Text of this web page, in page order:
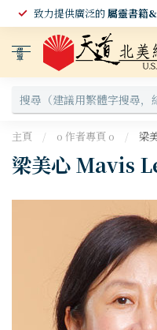
致力提供廣泛的屬靈書籍
選
單
主頁 / o 作者專頁 o / 梁
梁美心 Mavis